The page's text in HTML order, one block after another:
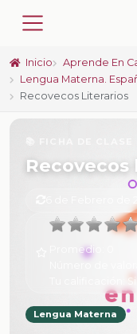
Inicio Aprende En
Lengua Materna.
Recovecos Literarios
6 de Febrero de
Promedio:
Lengua Materna